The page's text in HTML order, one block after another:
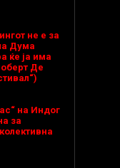
не е за
Дума
ќе ја има
Де
на Индог
за